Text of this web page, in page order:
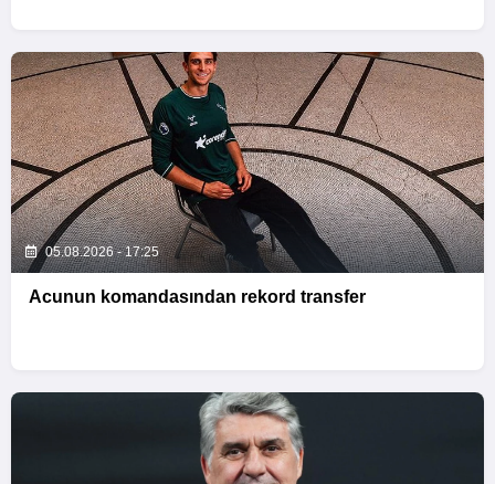
05.08.2026 - 17:25
Acunun komandasından rekord transfer